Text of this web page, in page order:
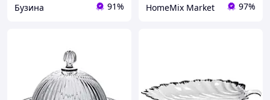
Бузина 91% HomeMix Market 97%